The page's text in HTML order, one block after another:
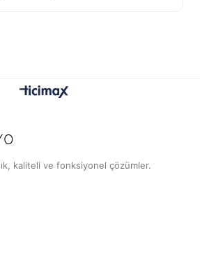
kaliteli ve fonksiyonel çözümler.